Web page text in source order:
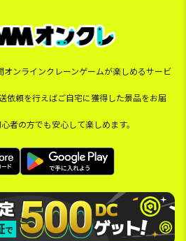
オンラインクレーンゲームが楽しめるサービ
依頼を行えばご自宅に獲得した景品をお届
者の方でも安心して楽しめます。